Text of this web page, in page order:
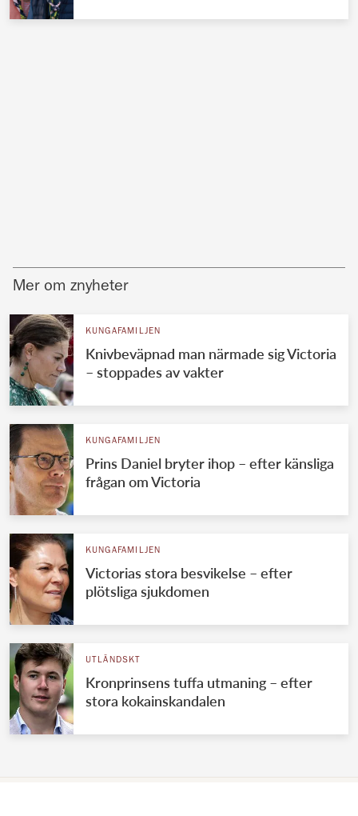
Mer om znyheter
KUNGAFAMILJEN
Knivbeväpnad man närmade sig Victoria
– stoppades av vakter
KUNGAFAMILJEN
Prins Daniel bryter ihop – efter känsliga
frågan om Victoria
KUNGAFAMILJEN
Victorias stora besvikelse – efter
plötsliga sjukdomen
UTLÄNDSKT
Kronprinsens tuffa utmaning – efter
stora kokainskandalen